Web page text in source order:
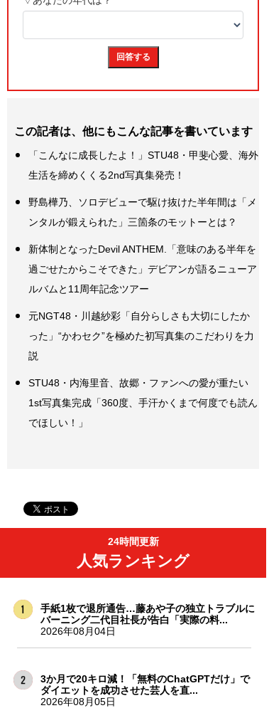
この記者は、他にもこんな記事を書いています
「こんなに成長したよ！」STU48・甲斐心愛、海外
生活を締めくくる2nd写真集発売！
野島樺乃、ソロデビューで駆け抜けた半年間は「メ
ンタルが鍛えられた」三箇条のモットーとは？
新体制となったDevil ANTHEM.「意味のある半年を
過ごせたからこそできた」デビアンが語るニューア
ルバムと11周年記念ツアー
元NGT48・川越紗彩「自分らしさも大切にしたか
った」“かわセク”を極めた初写真集のこだわりを力
説
STU48・内海里音、故郷・ファンへの愛が重たい
1st写真集完成「360度、手汗かくまで何度でも読ん
でほしい！」
24時間更新
人気ランキング
手紙1枚で退所通告…藤あや子の独立トラブルに
バーニング二代目社長が告白「実際の料...
2026年08月04日
3か月で20キロ減！「無料のChatGPTだけ」で
ダイエットを成功させた芸人を直...
2026年08月05日